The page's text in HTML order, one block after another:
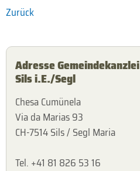
Zurück
Adresse Gemeindekanzlei
Sils i.E./Segl
Chesa Cumünela
Via da Marias 93
CH-7514 Sils / Segl Maria
Tel. +41 81 826 53 16